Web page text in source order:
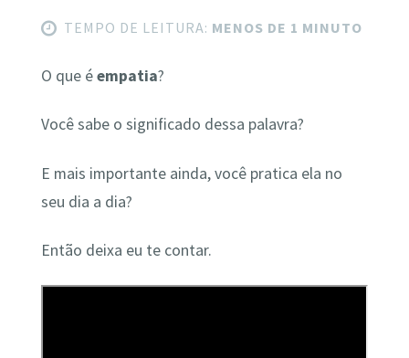
TEMPO DE LEITURA: MENOS DE 1 MINUTO
O que éempatia?
Você sabe o significado dessa palavra?
E mais importante ainda, você pratica ela no
seu dia a dia?
Então deixa eu te contar.